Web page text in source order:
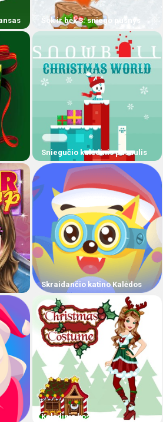
Šok ir bėk 3: sniego pusnys
Sniegučio kalėdinis pasaulis
Skraidančio katino Kalėdos
Kalėdinis kostiumas